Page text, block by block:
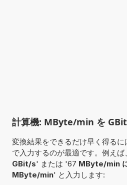
計算機: MByte/min を
変換結果をできるだけ早く得る
で入力するのが最適です。例え
GBit/s' または '67 MByte/min
MByte/min' と入力します: